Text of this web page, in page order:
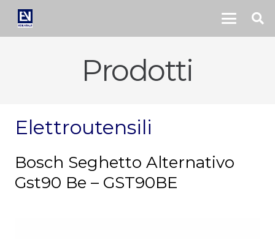
Prodotti
Elettroutensili
Bosch Seghetto Alternativo
Gst90 Be – GST90BE